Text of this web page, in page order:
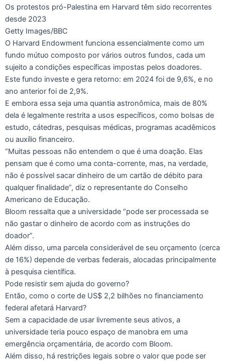
Os protestos pró-Palestina em Harvard têm sido recorrentes
desde 2023
Getty Images/BBC
O Harvard Endowment funciona essencialmente como um
fundo mútuo composto por vários outros fundos, cada um
sujeito a condições específicas impostas pelos doadores.
Este fundo investe e gera retorno: em 2024 foi de 9,6%, e no
ano anterior foi de 2,9%.
E embora essa seja uma quantia astronômica, mais de 80%
dela é legalmente restrita a usos específicos, como bolsas de
estudo, cátedras, pesquisas médicas, programas acadêmicos
ou auxílio financeiro.
“Muitas pessoas não entendem o que é uma doação. Elas
pensam que é como uma conta-corrente, mas, na verdade,
não é possível sacar dinheiro de um cartão de débito para
qualquer finalidade”, diz o representante do Conselho
Americano de Educação.
Bloom ressalta que a universidade “pode ​​ser processada se
não gastar o dinheiro de acordo com as instruções do
doador”.
Além disso, uma parcela considerável de seu orçamento (cerca
de 16%) depende de verbas federais, alocadas principalmente
à pesquisa científica.
Pode resistir sem ajuda do governo?
Então, como o corte de US$ 2,2 bilhões no financiamento
federal afetará Harvard?
Sem a capacidade de usar livremente seus ativos, a
universidade teria pouco espaço de manobra em uma
emergência orçamentária, de acordo com Bloom.
Além disso, há restrições legais sobre o valor que pode ser